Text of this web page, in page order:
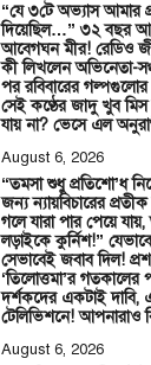
“যে ৩টে অভ্যাস আমার
দিয়েছিল…” ৩২ বছর
আবেগঘন মীর! রেডিও
কী লিখলেন অভিনেতা-
পর রবিবারের গল্পগুলোর
সেই কণ্ঠের জাদু খুব
যায় না? ভেসে এল
August 6, 2026
“তমসা শুধু প্রতিশো’ধ
জন্য ন্যায়বিচারের
গলে যারা পার পেয়ে
লড়াইকে কুর্নিশ!”
সেভাবেই জবাব দিল!
‘তিলোত্তমা’র
দর্শকদের একটাই দাবি,
টেলিভিশনে!
August 6, 2026